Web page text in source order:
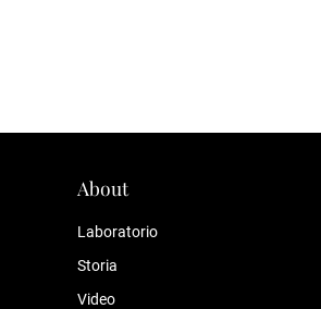
About
Laboratorio
Storia
Video